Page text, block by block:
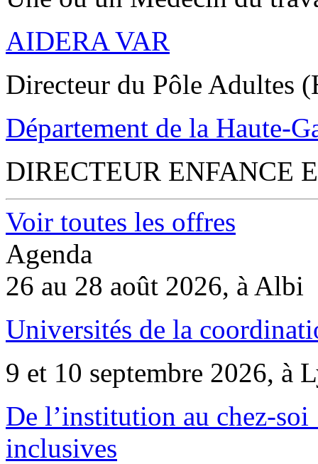
AIDERA VAR
Directeur du Pôle Adultes
Département de la Haute-
DIRECTEUR ENFANCE
Voir toutes les offres
Agenda
26 au 28 août 2026, à Albi
Universités de la
9 et 10 septembre 2026, à
De l’institution au chez-
inclusives